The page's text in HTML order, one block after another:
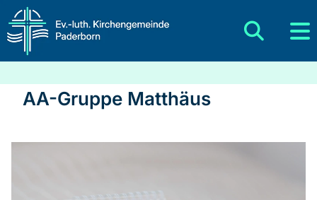
AA-Gruppe Matthäus